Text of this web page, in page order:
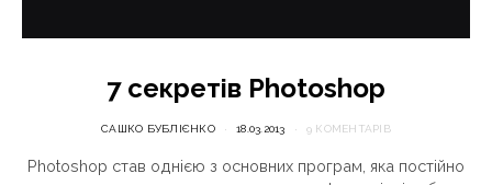
7 секретів Photoshop
САШКО БУБЛІЄНКО 18.03.2013 9 КОМЕНТАРІВ
Photoshop став однією з основних програм, яка постійно